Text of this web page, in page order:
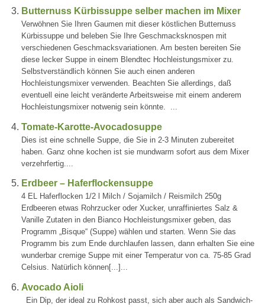
Butternuss Kürbissuppe selber machen im Mixer
Verwöhnen Sie Ihren Gaumen mit dieser köstlichen Butternuss
Kürbissuppe und beleben Sie Ihre Geschmacksknospen mit
verschiedenen Geschmacksvariationen. Am besten bereiten Sie
diese lecker Suppe in einem Blendtec Hochleistungsmixer zu.
Selbstverständlich können Sie auch einen anderen
Hochleistungsmixer verwenden. Beachten Sie allerdings, daß
eventuell eine leicht veränderte Arbeitsweise mit einem anderem
Hochleistungsmixer notwenig sein könnte. ...
Tomate-Karotte-Avocadosuppe
Dies ist eine schnelle Suppe, die Sie in 2-3 Minuten zubereitet
haben. Ganz ohne kochen ist sie mundwarm sofort aus dem Mixer
verzehrfertig....
Erdbeer – Haferflockensuppe
4 EL Haferflocken 1/2 l Milch / Sojamilch / Reismilch 250g
Erdbeeren etwas Rohrzucker oder Xucker, unraffiniertes Salz &
Vanille Zutaten in den Bianco Hochleistungsmixer geben, das
Programm „Bisque“ (Suppe) wählen und starten. Wenn Sie das
Programm bis zum Ende durchlaufen lassen, dann erhalten Sie eine
wunderbar cremige Suppe mit einer Temperatur von ca. 75-85 Grad
Celsius. Natürlich können[...]...
Avocado Aioli
Ein Dip, der ideal zu Rohkost passt, sich aber auch als Sandwich-